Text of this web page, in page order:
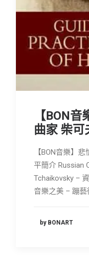
【BON
曲家 柴可
【BON音樂】
平簡介 Russian
Tchaikovsky –
音樂之美 – 蹦藝
by BONART